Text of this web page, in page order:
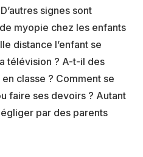
signes sont
myopie chez les enfants
distance l’enfant se
télévision ? A-t-il des
classe ? Comment se
faire ses devoirs ? Autant
par des parents